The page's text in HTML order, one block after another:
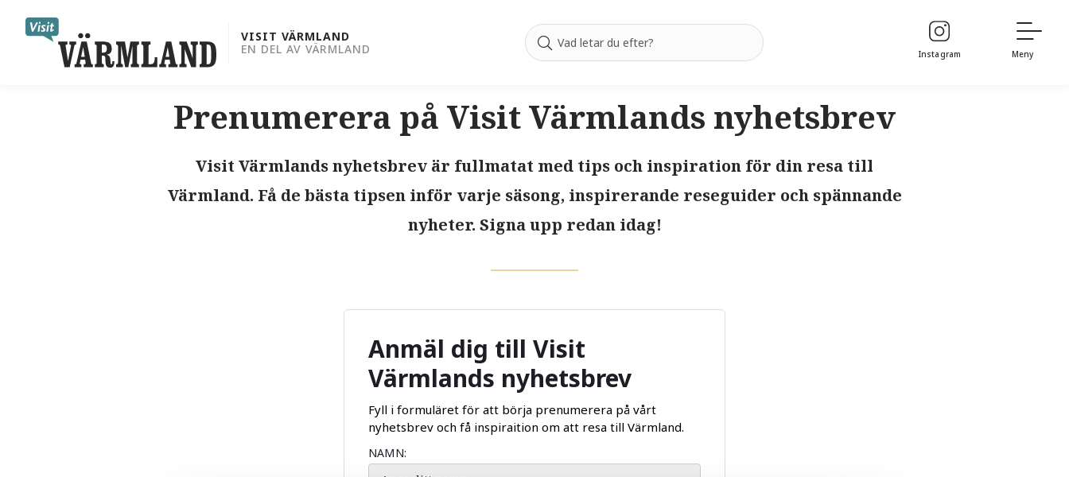
content
VISIT VÄRMLAND
EN DEL AV VÄRMLAND
Instagram Meny
Prenumerera på Visit Värmlands nyhetsbrev
Visit Värmlands nyhetsbrev är fullmatat med tips och inspiration för din resa till
Värmland. Få de bästa tipsen inför varje säsong, inspirerande reseguider och spännande
nyheter. Signa upp redan idag!
Anmäl dig till Visit
Värmlands nyhetsbrev
Fyll i formuläret för att börja prenumerera på vårt
nyhetsbrev och få inspiraition om att resa till Värmland.
NAMN: